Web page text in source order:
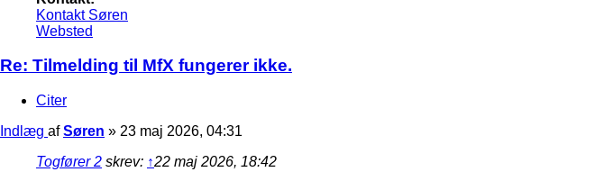
Kontakt Søren
Websted
Re: Tilmelding til MfX fungerer ikke.
Citer
Indlæg afSøren » 23 maj 2026, 04:31
Togfører 2 skrev: ↑22 maj 2026, 18:42